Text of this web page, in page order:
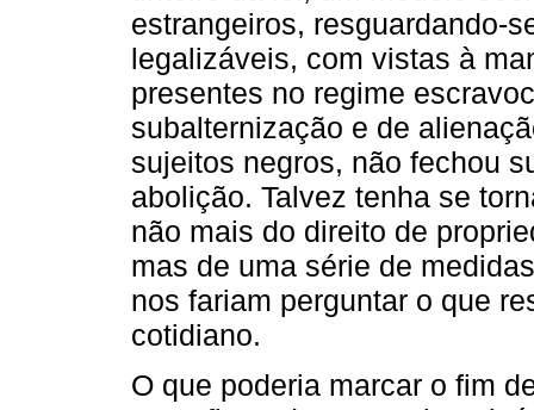
estrangeiros, resguardando-
legalizáveis, com vistas à
presentes no regime
subalternização e de
sujeitos negros, não fechou
abolição. Talvez tenha se
não mais do direito de
mas de uma série de
nos fariam perguntar o que
cotidiano.
O que poderia marcar o fim